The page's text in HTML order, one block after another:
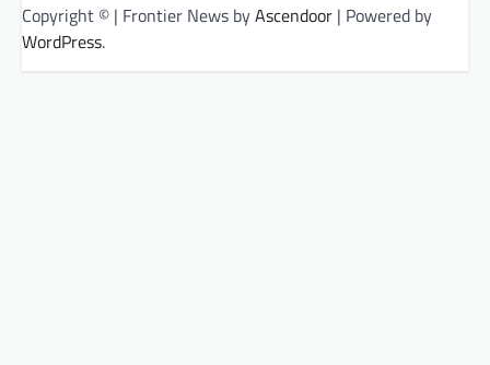
Copyright © | Frontier News byAscendoor | Powered by
WordPress.